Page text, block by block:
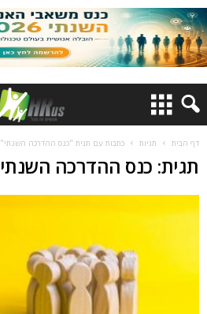
דף הבית תגיות כתבות עם תגית "כנס ההדרכה השנתי"
תגית: כנס ההדרכה השנתי